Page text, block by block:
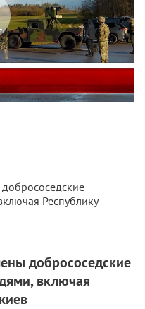
добрососедские
включая